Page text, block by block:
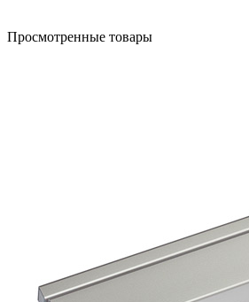
Просмотренные товары